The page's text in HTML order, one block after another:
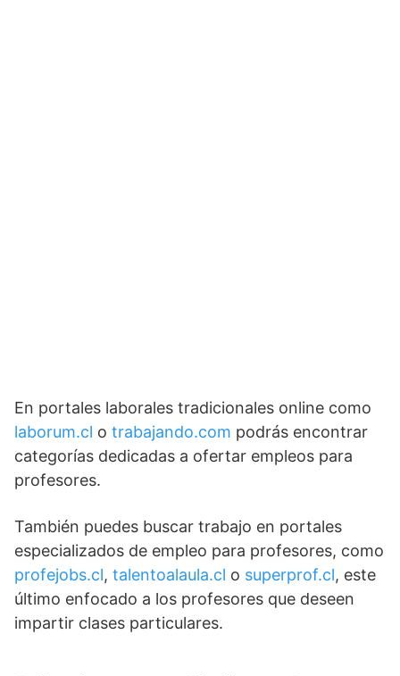
En portales laborales tradicionales online como
laborum.cl o trabajando.com podrás encontrar
categorías dedicadas a ofertar empleos para
profesores.
También puedes buscar trabajo en portales
especializados de empleo para profesores, como
profejobs.cl, talentoalaula.cl o superprof.cl, este
último enfocado a los profesores que deseen
impartir clases particulares.